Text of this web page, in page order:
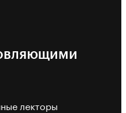
лекторы